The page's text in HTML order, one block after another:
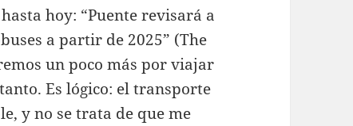
hoy: “Puente revisará a
a partir de 2025” (The
un poco más por viajar
Es lógico: el transporte
y no se trata de que me